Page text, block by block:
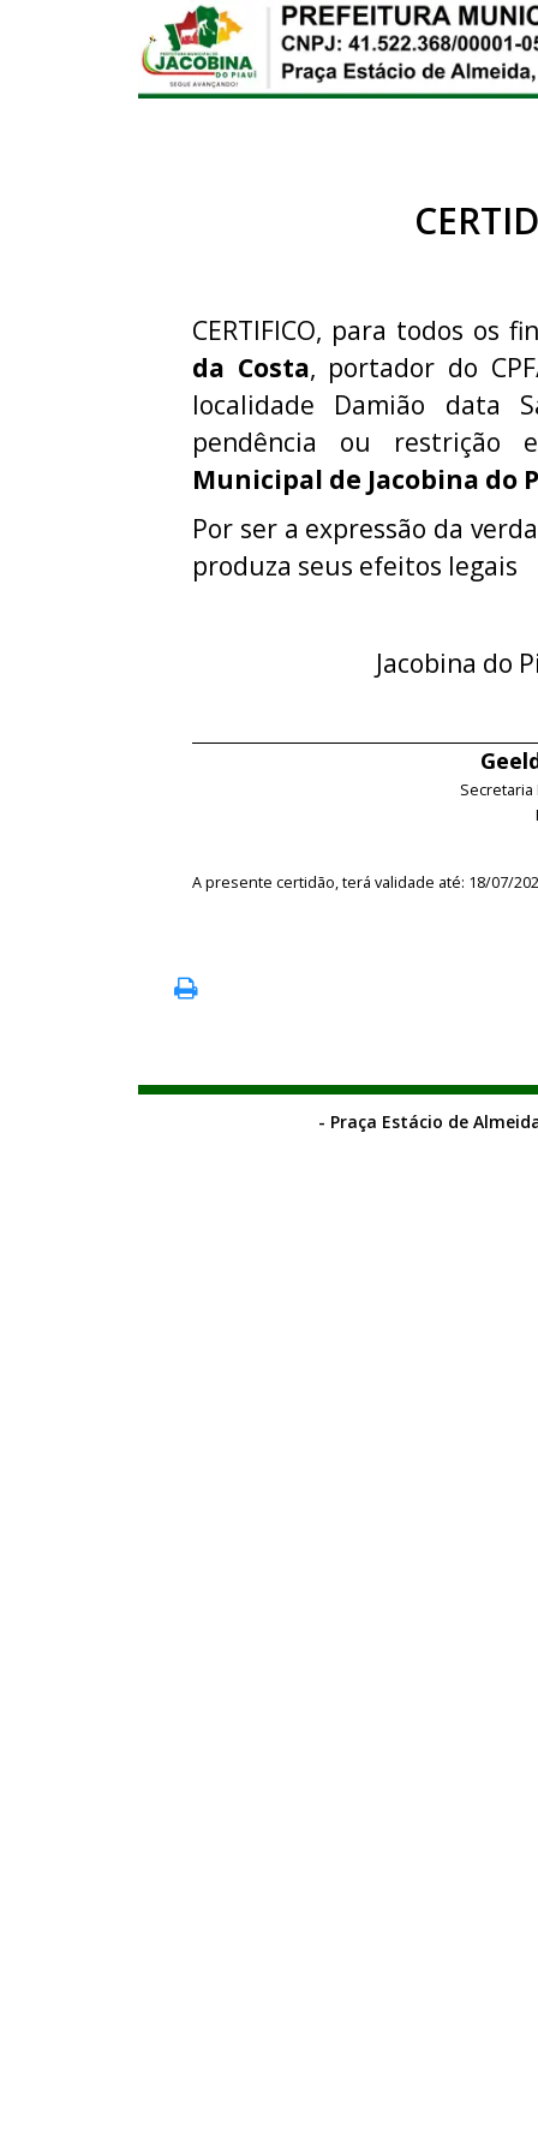
CERTIFICO, para todos os
da Costa, portador do
localidade Damião data
pendência ou
Municipal de Jacobina do
Por ser a expressão da
produza seus efeitos legais
Jacobina do
A presente certidão, terá validade até: 18/07/
- Praça Estácio de